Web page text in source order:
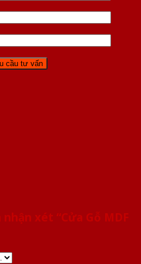
xét “Cửa Gỗ MDF